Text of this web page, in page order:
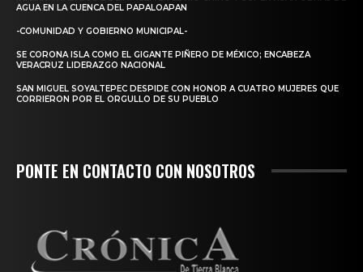
AGUA EN LA CUENCA DEL PAPALOAPAN
-COMUNIDAD Y GOBIERNO MUNICIPAL-
SE CORONA ISLA COMO EL GIGANTE PIÑERO DE MÉXICO; ENCABEZA
VERACRUZ LIDERAZGO NACIONAL
SAN MIGUEL SOYALTEPEC DESPIDE CON HONOR A CUATRO MUJERES QUE
CORRIERON POR EL ORGULLO DE SU PUEBLO
PONTE EN CONTACTO CON NOSOTROS